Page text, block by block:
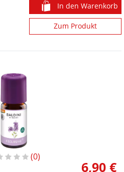
In den Warenkorb
Zum Produkt
0
6,90 €